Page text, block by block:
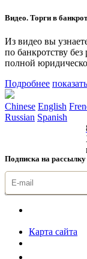
Видео. Торги в
Из видео вы
по банкротству
полной
Подробнее
Chinese English
Russian Spanish
Подписка на рассылку
Карта сайта